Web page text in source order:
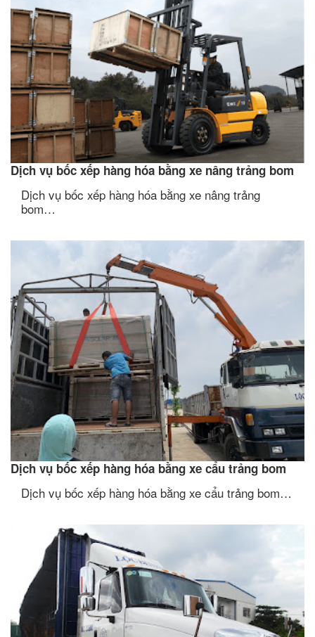
Dịch vụ bốc xếp hàng hóa bằng xe nâng trảng bom
Dịch vụ bốc xếp hàng hóa bằng xe nâng trảng
bom…
Dịch vụ bốc xếp hàng hóa bằng xe cẩu trảng bom
Dịch vụ bốc xếp hàng hóa bằng xe cẩu trảng bom…